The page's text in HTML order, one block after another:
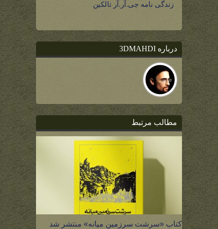
زندگی نامه جی.آر.آر تالکین
درباره 3DMAHDI
مطالب مرتبط
کتاب «سرشت سرزمین میانه» منتشر شد